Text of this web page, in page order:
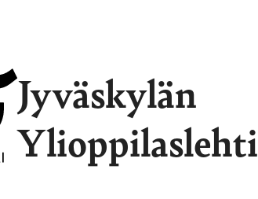
Jyväskylän
Ylioppilaslehti